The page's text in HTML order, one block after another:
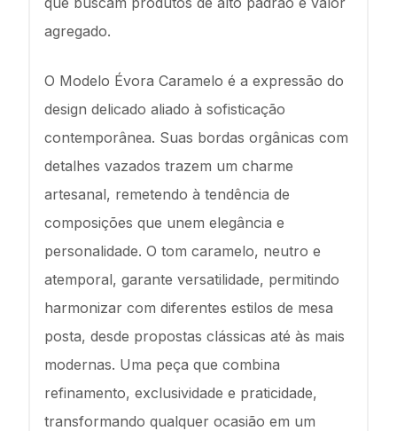
agregado.
O Modelo Évora Caramelo é a expressão do
design delicado aliado à sofisticação
contemporânea. Suas bordas orgânicas com
detalhes vazados trazem um charme
artesanal, remetendo à tendência de
composições que unem elegância e
personalidade. O tom caramelo, neutro e
atemporal, garante versatilidade, permitindo
harmonizar com diferentes estilos de mesa
posta, desde propostas clássicas até às mais
modernas. Uma peça que combina
refinamento, exclusividade e praticidade,
transformando qualquer ocasião em um